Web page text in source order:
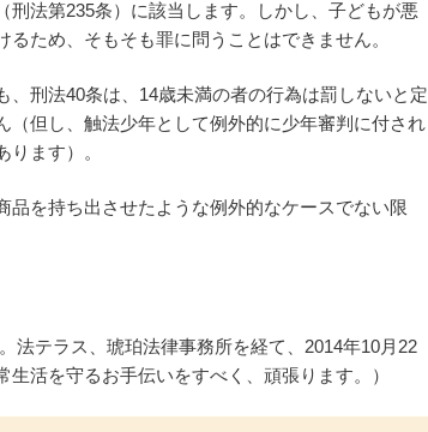
法第235条）に該当します。しかし、子どもが悪
ため、そもそも罪に問うことはできません。
、刑法40条は、14歳未満の者の行為は罰しないと定
但し、触法少年として例外的に少年審判に付され
ます）。
を持ち出させたような例外的なケースでない限
法テラス、琥珀法律事務所を経て、2014年10月22
活を守るお手伝いをすべく、頑張ります。）